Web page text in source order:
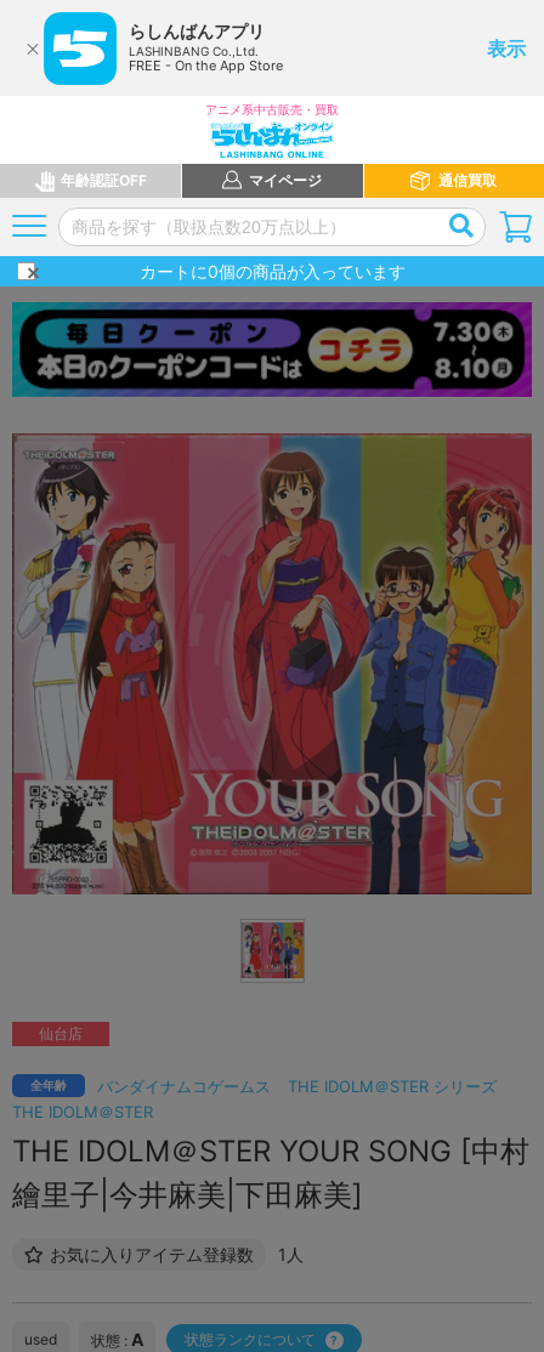
らしんばんアプリ
LASHINBANG Co.,Ltd.
FREE - On the App Store
表示
アニメ系中古販売・買取
年齢認証OFF マイページ 通信買取
カートに0個の商品が入っています
バンダイナムコゲームス
THE IDOLM＠STER シリーズ
THE IDOLM＠STER
全年齢
THE IDOLM＠STER YOUR SONG [中村
繪里子|今井麻美|下田麻美]
お気に入りアイテム登録数 1人
仙台店
used 状態 : A 状態ランクについて